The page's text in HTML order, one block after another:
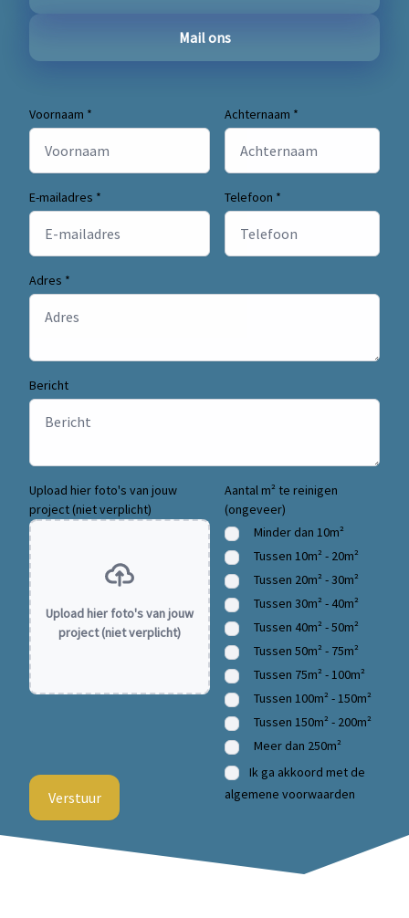
Mail ons
Voornaam * Achternaam *
E-mailadres * Telefoon *
Adres *
Bericht
Upload hier foto's van jouw
project (niet verplicht)
Upload hier foto's van jouw
project (niet verplicht)
Aantal m² te reinigen
(ongeveer)
Minder dan 10m²
Tussen 10m² - 20m²
Tussen 20m² - 30m²
Tussen 30m² - 40m²
Tussen 40m² - 50m²
Tussen 50m² - 75m²
Tussen 75m² - 100m²
Tussen 100m² - 150m²
Tussen 150m² - 200m²
Meer dan 250m²
Verstuur
Ik ga akkoord met de
algemene voorwaarden